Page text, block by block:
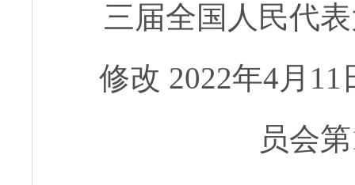
三届全国人民代
修改 2022年4月
员会